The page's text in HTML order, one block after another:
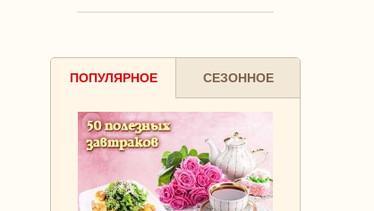
ПОПУЛЯРНОЕ СЕЗОННОЕ